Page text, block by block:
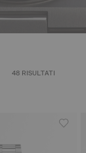
48 RISULTATI